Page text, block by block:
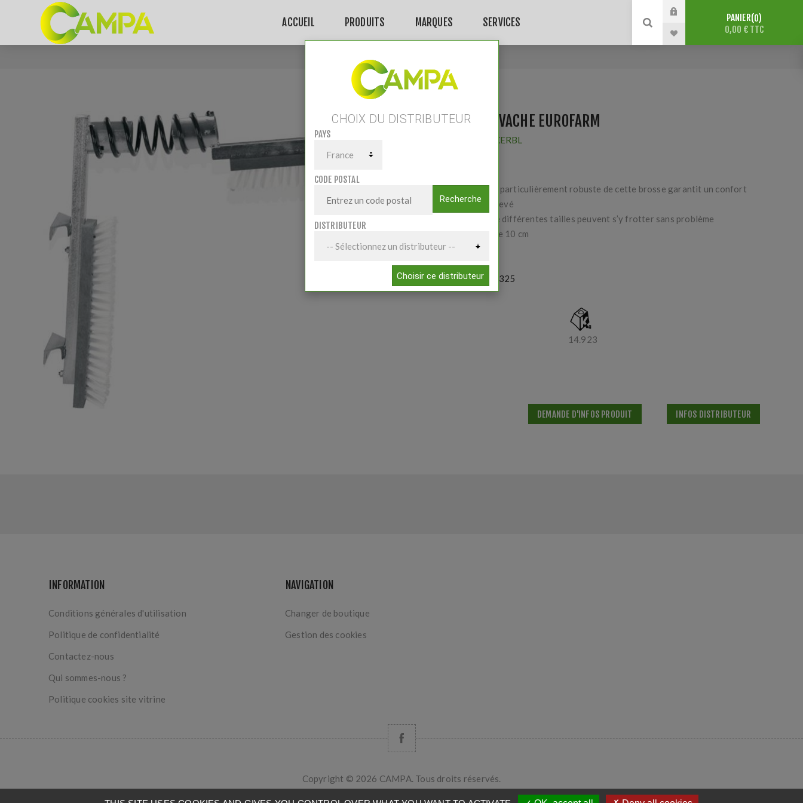
ACCUEIL PRODUITS MARQUES SERVICES PANIER 0
0,00 € TTC
BROSSE À VACHE EUROFARM
KERBL
La conception particulièrement robuste de cette brosse garantit un confort
d’utilisation élevé
les animaux de différentes tailles peuvent s’y frotter sans problème
Largeur brosse 10 cm
Référence: 29325
14.923
DEMANDE D'INFOS PRODUIT INFOS DISTRIBUTEUR
INFORMATION
Conditions générales d'utilisation
Politique de confidentialité
Contactez-nous
Qui sommes-nous ?
Politique cookies site vitrine
NAVIGATION
Changer de boutique
Gestion des cookies
Copyright © 2026 CAMPA. Tous droits réservés.
CHOIX DU DISTRIBUTEUR
PAYS
CODE POSTAL
Recherche
DISTRIBUTEUR
Choisir ce distributeur